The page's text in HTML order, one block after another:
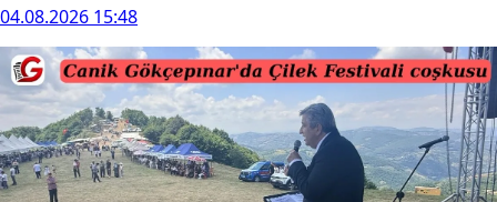
04.08.2026 15:48